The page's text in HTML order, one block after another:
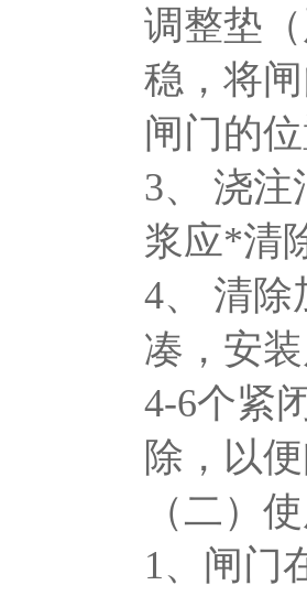
调整垫
稳，将
闸门的
3、 浇
浆应*清
4、 清除
凑，安
4-6个紧
除，以
（二）
1、闸门